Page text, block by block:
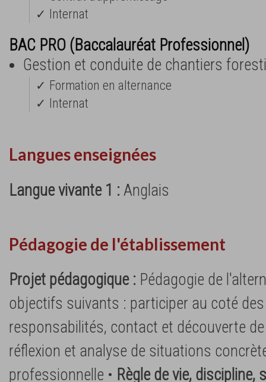
✓ Internat
BAC PRO (Baccalauréat Professionnel)
Gestion et conduite de chantiers
✓ Formation en alternance
✓ Internat
Langues enseignées
Langue vivante 1 :Anglais
Pédagogie de l'établissement
Projet pédagogique : Pédagogie de
objectifs suivants : participer au coté
responsabilités, contact et découverte
réflexion et analyse de situations
professionnelle • Règle de vie, discipline,